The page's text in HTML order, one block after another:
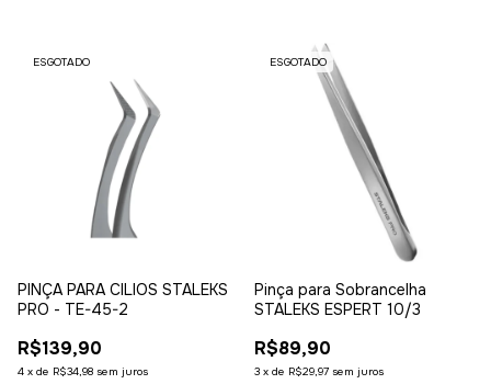
ESGOTADO
PINÇA PARA CILIOS STALEKS
PRO - TE-45-2
R$139,90
4 x de R$34,98 sem juros
ESGOTADO
Pinça para Sobrancelha
STALEKS ESPERT 10/3
R$89,90
3 x de R$29,97 sem juros